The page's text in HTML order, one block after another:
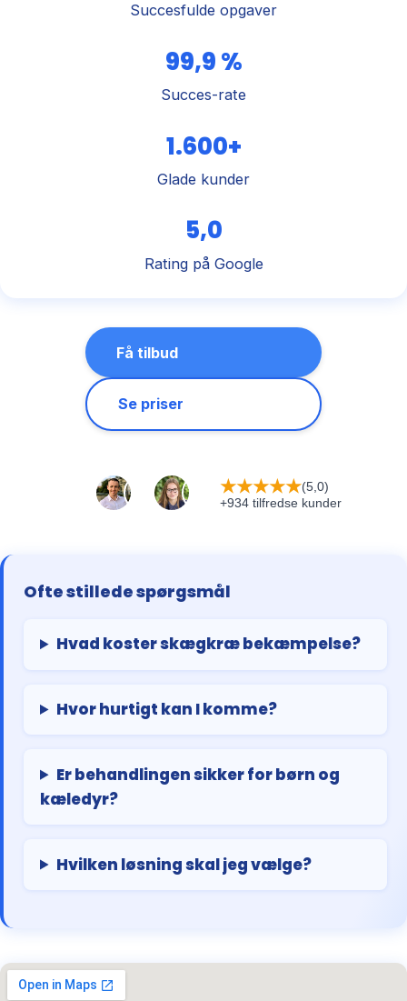
Succesfulde opgaver
99,9 %
Succes-rate
1.600+
Glade kunder
5,0
Rating på Google
Få tilbud
Se priser
★★★★★(5,0)
+934 tilfredse kunder
Ofte stillede spørgsmål
Hvad koster skægkræ bekæmpelse?
Hvor hurtigt kan I komme?
Er behandlingen sikker for børn og
kæledyr?
Hvilken løsning skal jeg vælge?